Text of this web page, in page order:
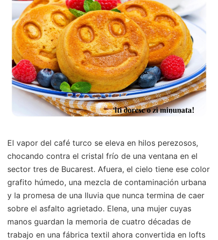
El vapor del café turco se eleva en hilos perezosos,
chocando contra el cristal frío de una ventana en el
sector tres de Bucarest. Afuera, el cielo tiene ese color
grafito húmedo, una mezcla de contaminación urbana
y la promesa de una lluvia que nunca termina de caer
sobre el asfalto agrietado. Elena, una mujer cuyas
manos guardan la memoria de cuatro décadas de
trabajo en una fábrica textil ahora convertida en lofts